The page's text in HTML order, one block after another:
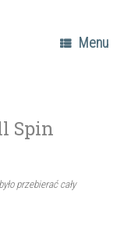
Menu
Spin
przebierać cały